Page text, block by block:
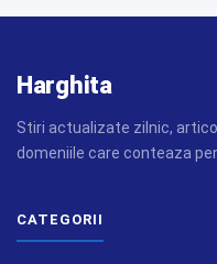
Harghita
Stiri actualizate zilnic,
domeniile care conteaza
CATEGORII